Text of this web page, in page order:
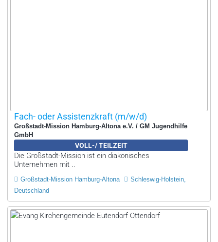
Fach- oder Assistenzkraft (m/w/d)
Großstadt-Mission Hamburg-Altona e.V. / GM Jugendhilfe
GmbH
VOLL-/ TEILZEIT
Die Großstadt-Mission ist ein diakonisches
Unternehmen mit ..
Großstadt-Mission Hamburg-Altona
Schleswig-Holstein,
Deutschland